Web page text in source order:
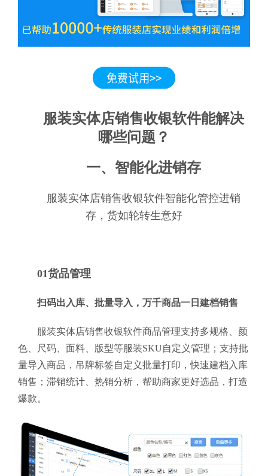
服装实体店销售收银软件能解决
哪些问题？
一、智能化进销存
服装实体店销售收银软件智能化管控进销
存，货如轮转生意好
01货品管理
扫码出入库、批量导入，万千商品一日建档销售
服装实体店销售收银软件商品管理支持多规格、颜
色、尺码、面料、版型等服装SKU自定义管理；支持批
量导入商品，吊牌标签自定义批量打印，快速建档入库
销售；滞销统计、热销分析，帮助商家更好选品，打造
爆款。